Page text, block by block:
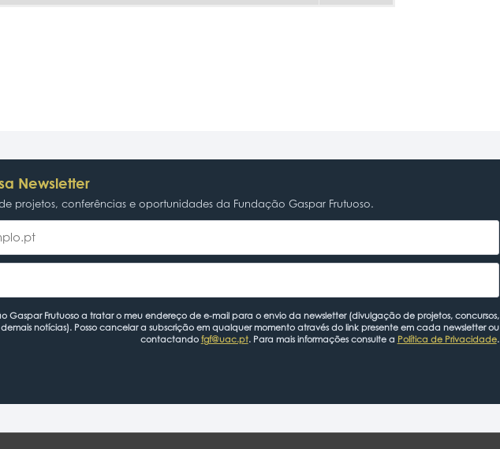
Newsletter
projetos, conferências e oportunidades da Fundação Gaspar Frutuoso.
Gaspar Frutuoso a tratar o meu endereço de e-mail para o envio da newsletter (divulgação de projetos, concursos,
notícias). Posso cancelar a subscrição em qualquer momento através do link presente em cada newsletter ou
contactando fgf@uac.pt. Para mais informações consulte a Política de Privacidade.